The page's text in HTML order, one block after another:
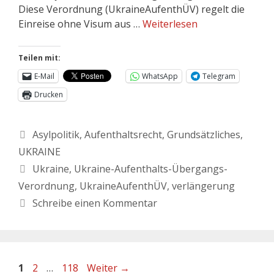
Diese Verordnung (UkraineAufenthÜV) regelt die
Einreise ohne Visum aus … Weiterlesen
Teilen mit:
E-Mail
WhatsApp
Telegram
Drucken
Asylpolitik, Aufenthaltsrecht, Grundsätzliches,
UKRAINE
Ukraine, Ukraine-Aufenthalts-Übergangs-
Verordnung, UkraineAufenthÜV, verlängerung
Schreibe einen Kommentar
1 2 … 118 Weiter →